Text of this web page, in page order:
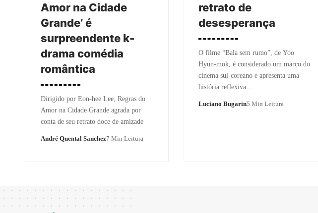
Amor na Cidade
Grande’ é
surpreendente k-
drama comédia
romântica
Dirigido por Eon-hee Lee, Regras do
Amor na Cidade Grande agrada por
conta de seu retrato doce de amizade
André Quental Sanchez7 Min Leitura
retrato de
desesperança
O filme “Bala sem rumo”, de Yoo
Hyun-mok, é considerado um marco do
cinema sul-coreano e apresenta uma
história reflexiva…
Luciano Bugarin5 Min Leitura